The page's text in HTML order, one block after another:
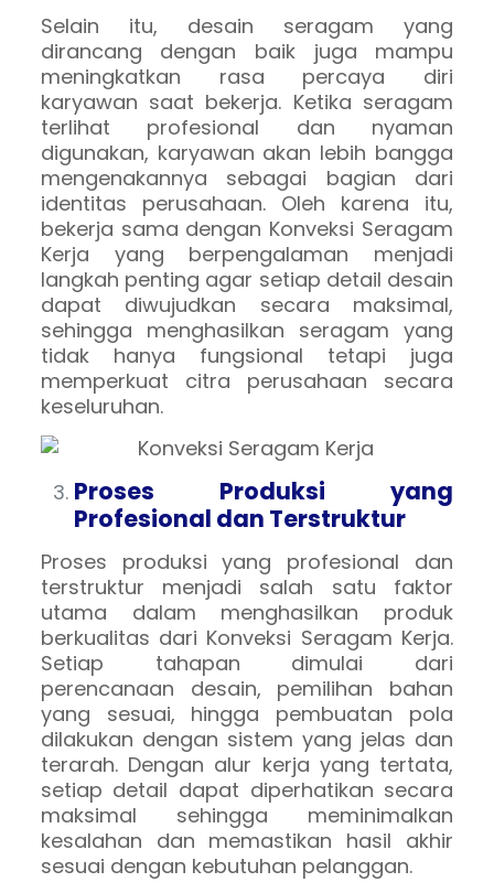
Selain itu, desain seragam yang
dirancang dengan baik juga mampu
meningkatkan rasa percaya diri
karyawan saat bekerja. Ketika seragam
terlihat profesional dan nyaman
digunakan, karyawan akan lebih bangga
mengenakannya sebagai bagian dari
identitas perusahaan. Oleh karena itu,
bekerja sama dengan Konveksi Seragam
Kerja yang berpengalaman menjadi
langkah penting agar setiap detail desain
dapat diwujudkan secara maksimal,
sehingga menghasilkan seragam yang
tidak hanya fungsional tetapi juga
memperkuat citra perusahaan secara
keseluruhan.
Proses Produksi yang
Profesional dan Terstruktur
Proses produksi yang profesional dan
terstruktur menjadi salah satu faktor
utama dalam menghasilkan produk
berkualitas dari Konveksi Seragam Kerja.
Setiap tahapan dimulai dari
perencanaan desain, pemilihan bahan
yang sesuai, hingga pembuatan pola
dilakukan dengan sistem yang jelas dan
terarah. Dengan alur kerja yang tertata,
setiap detail dapat diperhatikan secara
maksimal sehingga meminimalkan
kesalahan dan memastikan hasil akhir
sesuai dengan kebutuhan pelanggan.